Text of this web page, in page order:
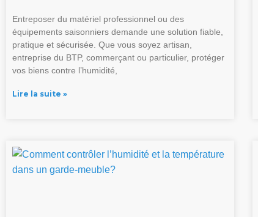
Entreposer du matériel professionnel ou des
équipements saisonniers demande une solution fiable,
pratique et sécurisée. Que vous soyez artisan,
entreprise du BTP, commerçant ou particulier, protéger
vos biens contre l’humidité,
Lire la suite »